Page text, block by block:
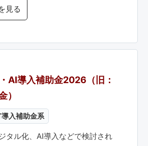
見る
AI導入補助金2026（旧：
）
導入補助金系
タル化、AI導入などで検討され